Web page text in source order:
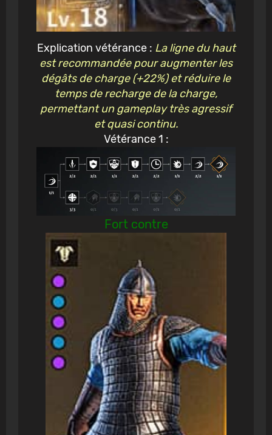
Explication vétérance : La ligne du haut
est recommandée pour augmenter les
dégâts de charge (+22%) et réduire le
temps de recharge de la charge,
permettant un gameplay très agressif
et quasi continu.
Vétérance 1 :
Fort contre